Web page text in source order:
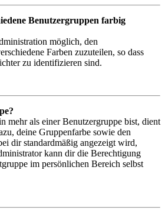
Benutzergruppen farbig
möglich, den
Farben zuzuteilen, so dass
zu identifizieren sind.
mehr als einer Benutzergruppe bist, dient
deine Gruppenfarbe sowie den
dir standardmäßig angezeigt wird,
kann dir die Berechtigung
im persönlichen Bereich selbst